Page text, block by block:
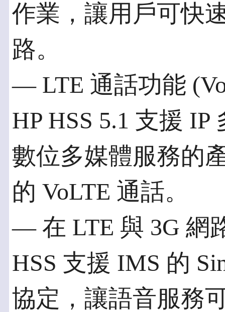
作業，讓用戶可快
路。
— LTE 通話功能
HP HSS 5.1 支援
數位多媒體服務的
的 VoLTE 通話。
— 在 LTE 與 3G 網
HSS 支援 IMS 的
協定，讓語音服務